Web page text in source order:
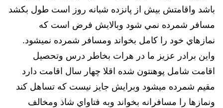
باشد واقامتش بيش از پانزده شبانه روز است طول بكشد
مسافر شمرده نمي شود وبالايش فرض است كه
نمازهاي خود را كامل بخواند ومسافر شمرده نميشود.
واين برادر عزيز ما در هرات بخاطر درس وتحصيل
اقامت شامل پوهنتون شده اقلا چهار سال اقامت دارد
مقيم شمرده ميشود وبرايش جايز نيست كه تساهل كند
ونمازها را مسافرانه بخواند وبه فتاواي شاذ ومخالف